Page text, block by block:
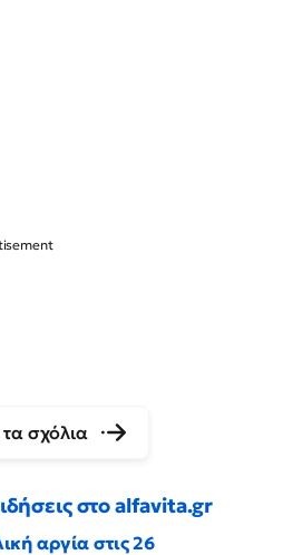
τα σχόλια
στο alfavita.gr
αργία στις 26